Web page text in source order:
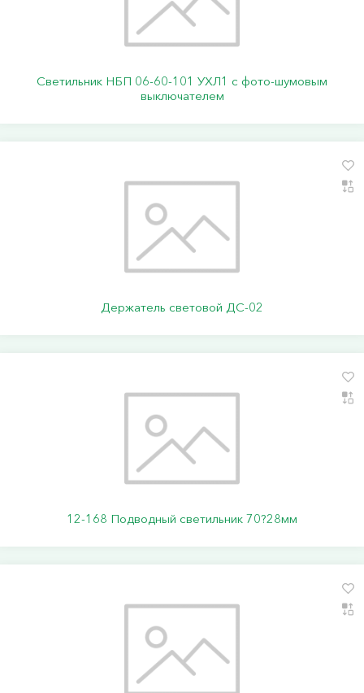
Светильник НБП 06-60-101 УХЛ1 с фото-шумовым
выключателем
Держатель световой ДС-02
12-168 Подводный светильник 70?28мм